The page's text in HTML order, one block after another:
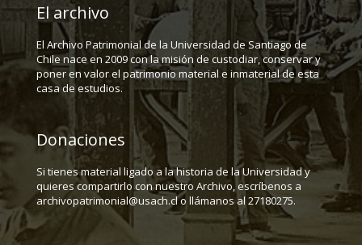
El archivo
El Archivo Patrimonial de la Universidad de Santiago de
Chile nace en 2009 con la misión de custodiar, conservar y
poner en valor el patrimonio material e inmaterial de esta
casa de estudios.
Donaciones
Si tienes material ligado a la historia de la Universidad y
quieres compartirlo con nuestro Archivo, escríbenos a
archivopatrimonial@usach.cl o llámanos al 27180275.